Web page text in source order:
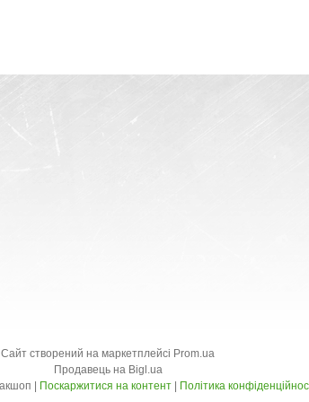
Сайт створений на маркетплейсі Prom.ua
Продавець на Bigl.ua
Поскаржитися на контент Політика